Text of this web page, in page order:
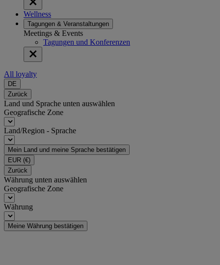
Wellness
Tagungen & Veranstaltungen
Meetings & Events
Tagungen und Konferenzen
All loyalty
DE
Zurück
Land und Sprache unten auswählen
Geografische Zone
Land/Region - Sprache
Mein Land und meine Sprache bestätigen
EUR (€)
Zurück
Währung unten auswählen
Geografische Zone
Währung
Meine Währung bestätigen